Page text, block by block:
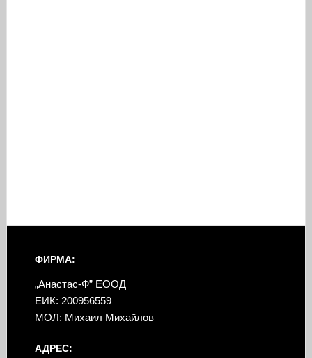
ФИРМА:
„Анастас-Ф” ЕООД
ЕИК: 200956559
МОЛ: Михаил Михайлов
АДРЕС: